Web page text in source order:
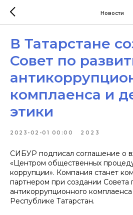
Новости
В Татарстане
Совет по
комплаенса и
этики
2023-02-01 00:00 2023
СИБУР подписал соглашение о
«Центром общественных
коррупции». Компания станет
партнером при создании Совета
антикоррупционного
Республике Татарстан.